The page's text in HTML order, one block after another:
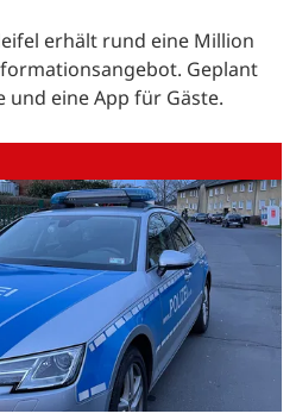
erhält rund eine Million
Geplant
und eine App für Gäste.